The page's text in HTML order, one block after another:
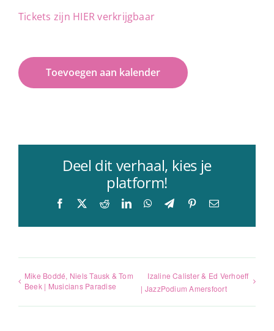
Tickets zijn HIER verkrijgbaar
Toevoegen aan kalender
Deel dit verhaal, kies je
platform!
Facebook RedditLinkedInWhatsApp
TelegramPinterest
E-
Mike Boddé, Niels Tausk & Tom
Beek | Musicians Paradise
Izaline Calister & Ed Verhoeff
| JazzPodium Amersfoort